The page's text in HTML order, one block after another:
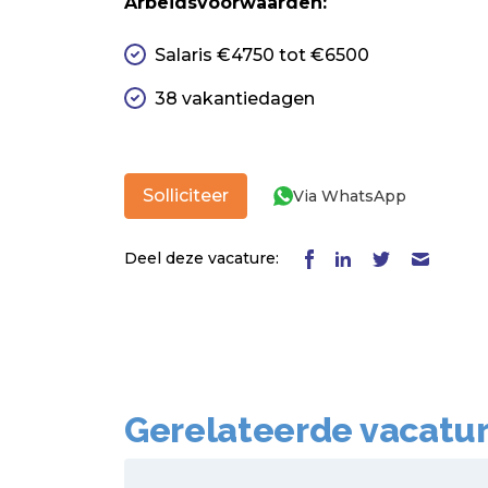
Salaris €4750 tot €6500
38 vakantiedagen
Solliciteer Via WhatsApp
Deel deze vacature:
Gerelateerde